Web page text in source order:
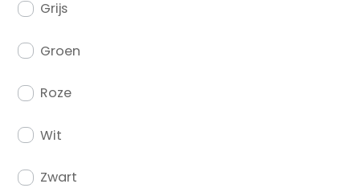
Grijs
Groen
Roze
Wit
Zwart